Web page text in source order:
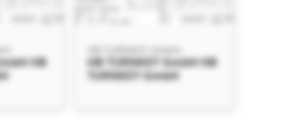
HB
HB TURNKEY GmbH HB
TURNKEY GmbH